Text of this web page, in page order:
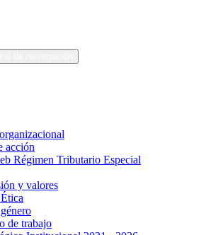
acción
Régimen Tributario Especial
y valores
de trabajo